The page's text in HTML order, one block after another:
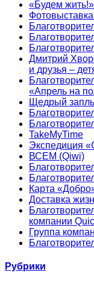
«Будем
Дмитрий
и друзья –
«Апрель на
Щедрый
TakeMyTime
Экспедиция
ВСЕМ (Qiwi)
Карта
Доставка
компании
Группа
Рубрики